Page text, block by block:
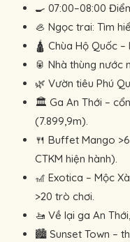
🍳 07:00–08:00
🦪 Ngọc trai: Tìm
🛕 Chùa Hộ Quốc
🥫 Nhà thùng nước
🌿 Vườn tiêu Phú
🏛 Ga An Thới –
(7.899,9m).
🍴 Buffet Mango
CTKM hiện hành).
🎢 Exotica – Mộc
>20 trò chơi.
🚤 Về lại ga An
🏙 Sunset Town –